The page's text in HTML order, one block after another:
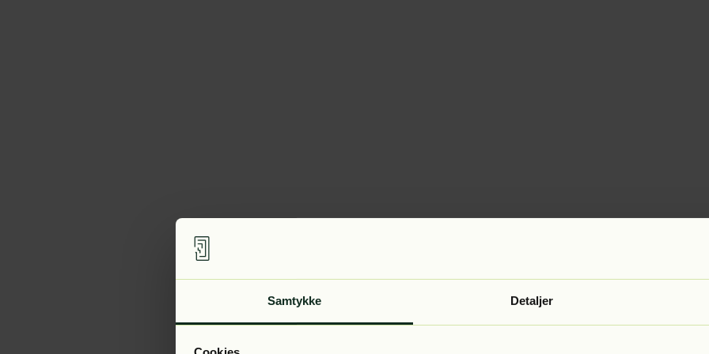
Samtykke Detaljer